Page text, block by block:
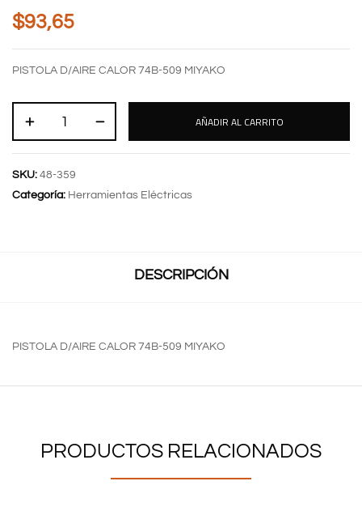
$93,65
PISTOLA D/AIRE CALOR 74B-509 MIYAKO
AÑADIR AL CARRITO
SKU: 48-359
Categoría: Herramientas Eléctricas
DESCRIPCIÓN
PISTOLA D/AIRE CALOR 74B-509 MIYAKO
PRODUCTOS RELACIONADOS